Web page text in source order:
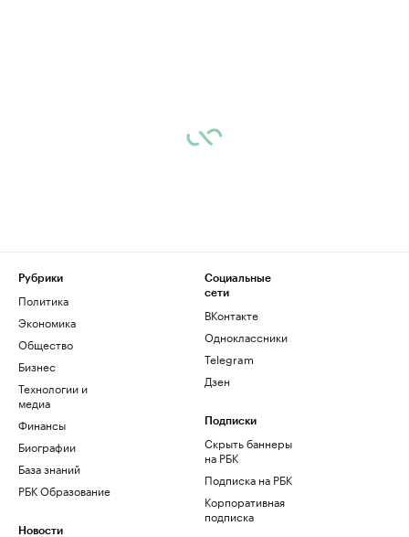
Рубрики
Политика
Экономика
Общество
Бизнес
Технологии и
медиа
Финансы
Биографии
База знаний
РБК Образование
Новости
Социальные
сети
ВКонтакте
Одноклассники
Telegram
Дзен
Подписки
Скрыть баннеры
на РБК
Подписка на РБК
Корпоративная
подписка